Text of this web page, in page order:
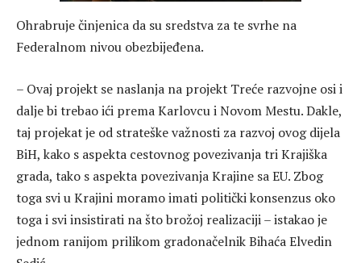
Ohrabruje činjenica da su sredstva za te svrhe na
Federalnom nivou obezbijeđena.
– Ovaj projekt se naslanja na projekt Treće razvojne osi i
dalje bi trebao ići prema Karlovcu i Novom Mestu. Dakle,
taj projekat je od strateške važnosti za razvoj ovog dijela
BiH, kako s aspekta cestovnog povezivanja tri Krajiška
grada, tako s aspekta povezivanja Krajine sa EU. Zbog
toga svi u Krajini moramo imati politički konsenzus oko
toga i svi insistirati na što brožoj realizaciji – istakao je
jednom ranijom prilikom gradonačelnik Bihaća Elvedin